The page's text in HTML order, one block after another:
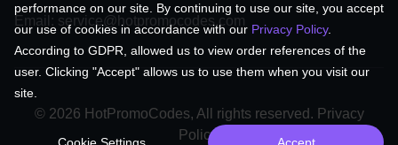
Email: service@hotpromocodes.com
© 2026 HotPromoCodes, All rights reserved. Privacy
Policy.
performance on our site. By continuing to use our site, you accept
our use of cookies in accordance with our Privacy Policy.
According to GDPR, allowed us to view order references of the
user. Clicking "Accept" allows us to use them when you visit our
site.